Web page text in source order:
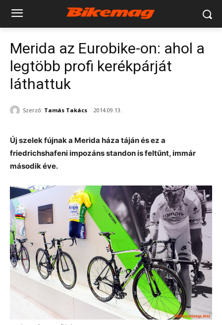
Merida az Eurobike-on: ahol a
legtöbb profi kerékpárját
láthattuk
Szerző: Tamás Takács 2014.09.13.
Új szelek fújnak a Merida háza táján és ez a
friedrichshafeni impozáns standon is feltűnt, immár
második éve.